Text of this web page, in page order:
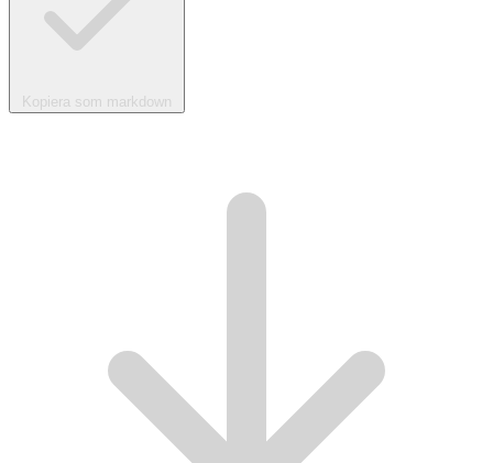
Kopiera som markdown